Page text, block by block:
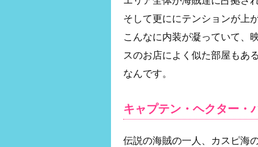
そして更ににテンションが上
こんなに内装が凝っていて、
スのお店によく似た部屋もあ
なんです。
キャプテン・ヘクター・
伝説の海賊の一人、カスピ海